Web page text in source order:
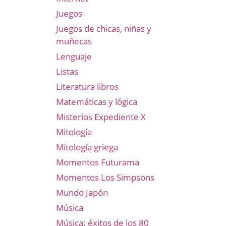
Juegos
Juegos de chicas, niñas y
muñecas
Lenguaje
Listas
Literatura libros
Matemáticas y lógica
Misterios Expediente X
Mitología
Mitología griega
Momentos Futurama
Momentos Los Simpsons
Mundo Japón
Música
Música: éxitos de los 80